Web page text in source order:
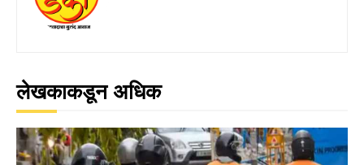
लेखकाकडून अधिक